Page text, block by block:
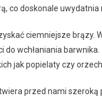
co doskonale uwydatnia
ciemniejsze brązy.
do wchłaniania barwnika.
jak popielaty czy
przed nami